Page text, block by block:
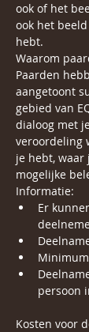
ook of het
ook het
hebt.
Waarom
Paarden
aangetoont
gebied van
dialoog met
veroordeling
je hebt,
mogelijke
Informatie:
Er
persoon
Kosten voor